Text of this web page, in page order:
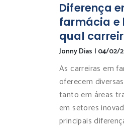
Diferença
farmácia e
qual
Jonny Dias | 04/02/
As carreiras em
oferecem
tanto em áreas
em setores
principais